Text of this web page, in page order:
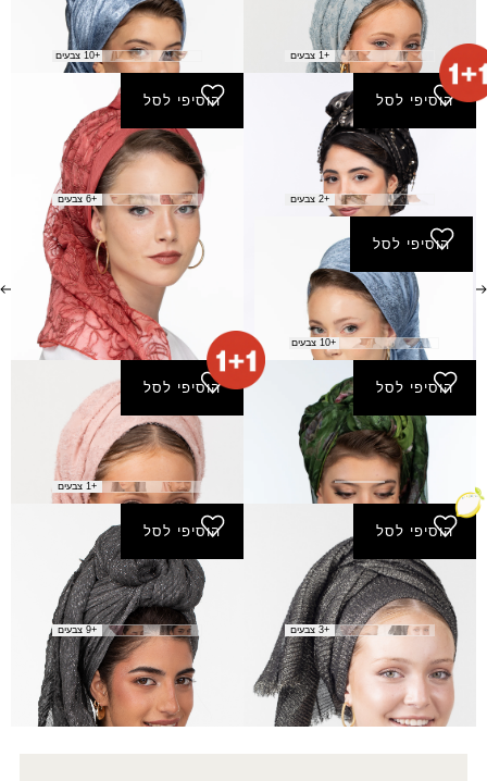
מטפחת פרת
₪100.00
+1 צבעים
מטפחת רחלי
₪60.00
+10 צבעים
הוסיפי לסל
מטפחת שבטים
₪160.00
+2 צבעים
הוסיפי לסל
מרובע קטן סיון
₪120.00
+6 צבעים
הוסיפי לסל
מרובע קטן רחלי
₪50.00
+10 צבעים
הוסיפי לסל
צעיף אביבית
₪150.00
הוסיפי לסל
צעיף אופירה
₪80.00
+1 צבעים
הוסיפי לסל
צעיף אלוני
₪40.00
+3 צבעים
הוסיפי לסל
צעיף אלי
₪40.00
+9 צבעים
1
2
←